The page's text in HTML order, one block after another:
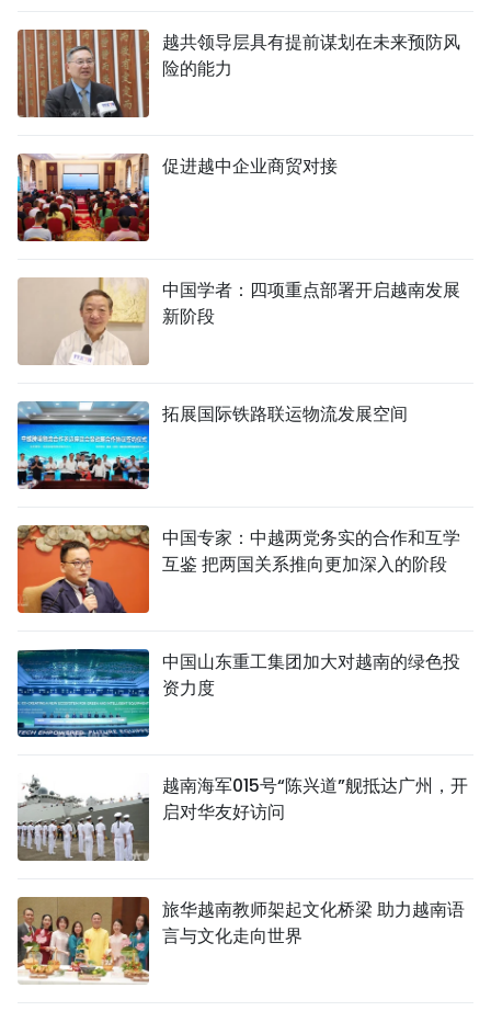
越共领导层具有提前谋划在未来预防风
险的能力
促进越中企业商贸对接
中国学者：四项重点部署开启越南发展
新阶段
拓展国际铁路联运物流发展空间
中国专家：中越两党务实的合作和互学
互鉴 把两国关系推向更加深入的阶段
中国山东重工集团加大对越南的绿色投
资力度
越南海军015号“陈兴道”舰抵达广州，开
启对华友好访问
旅华越南教师架起文化桥梁 助力越南语
言与文化走向世界